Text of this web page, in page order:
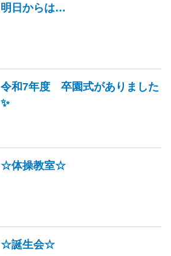
明日からは…
令和7年度 卒園式がありました
✨
☆体操教室☆
☆誕生会☆